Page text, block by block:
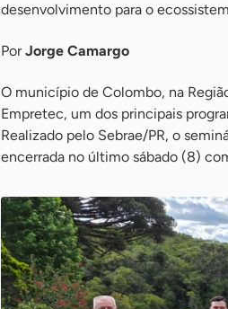
desenvolvimento para o
PorJorge Camargo
O município de Colombo, na
Empretec, um dos principais
Realizado pelo Sebrae/PR, o
encerrada no último sábado (8)